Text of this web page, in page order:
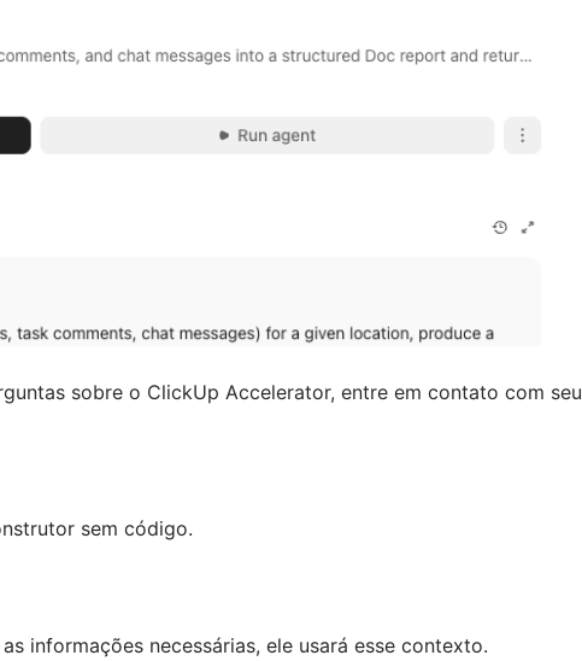
sobre o ClickUp Accelerator, entre em contato com seu
sem código.
informações necessárias, ele usará esse contexto.